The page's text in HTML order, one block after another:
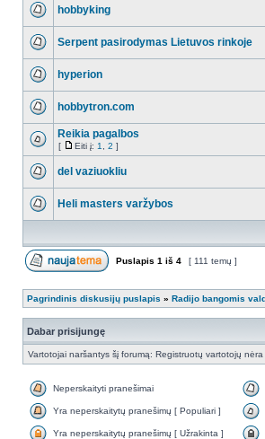
hobbyking
Serpent pasirodymas Lietuvos rinkoje
hyperion
hobbytron.com
Reikia pagalbos
[ Eiti į: 1 2 ]
del vaziuokliu
Heli masters varžybos
Puslapis 1 iš 4 [ 111 temų ]
Pagrindinis diskusijų puslapis » Radijo bangomis
Dabar prisijungę
Vartotojai naršantys šį forumą: Registruotų vartotojų nėra
Neperskaityti pranešimai
Yra neperskaitytų pranešimų [ Populiari ]
Yra neperskaitytų pranešimų [ Užrakinta ]